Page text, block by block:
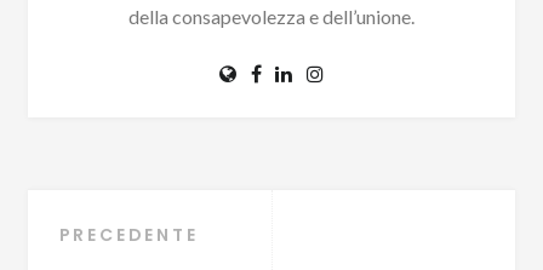
della consapevolezza e dell’unione.
Navigazione articoli
PRECEDENTE